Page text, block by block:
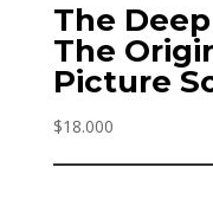
The
The
Picture
$18.000